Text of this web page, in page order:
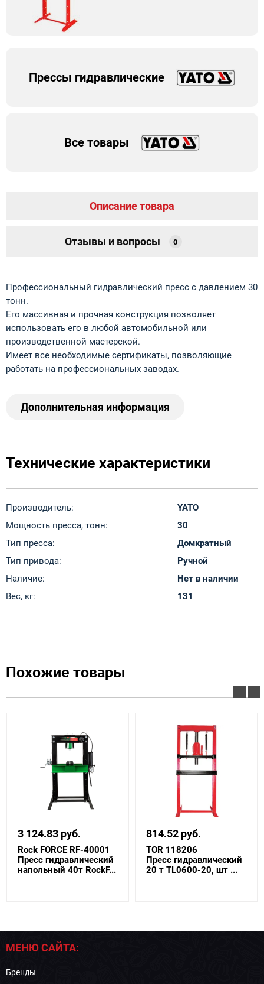
Прессы гидравлические
Все товары
Описание товара
Отзывы и вопросы 0
Профессиональный гидравлический пресс с давлением 30
тонн.
Его массивная и прочная конструкция позволяет
использовать его в любой автомобильной или
производственной мастерской.
Имеет все необходимые сертификаты, позволяющие
работать на профессиональных заводах.
Дополнительная информация
Технические характеристики
Производитель:
YATO
Мощность пресса, тонн:
30
Тип пресса:
Домкратный
Тип привода:
Ручной
Наличие:
Нет в наличии
Вес, кг:
131
Похожие товары
3 124.83 руб.
Rock FORCE RF-40001
Пресс гидравлический
напольный 40т RockF...
814.52 руб.
TOR 118206
Пресс гидравлический
20 т TL0600-20, шт ...
МЕНЮ САЙТА:
Бренды